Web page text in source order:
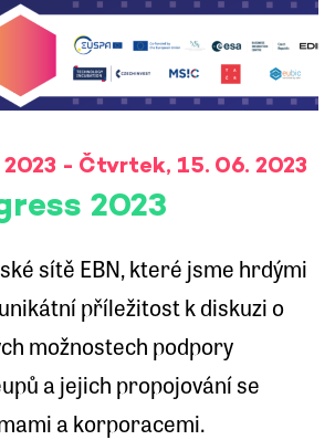
- Čtvrtek, 15. 06. 2023
2023
sítě EBN, které jsme hrdými
příležitost k diskuzi o
možnostech podpory
a jejich propojování se
a korporacemi.